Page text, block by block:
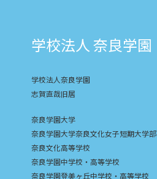
学校法人 奈良学園
学校法人奈良学園
志賀直哉旧居
奈良学園大学
奈良学園大学奈良文化女子短期大学部
奈良文化高等学校
奈良学園中学校・高等学校
奈良学園登美ヶ丘中学校・高等学校